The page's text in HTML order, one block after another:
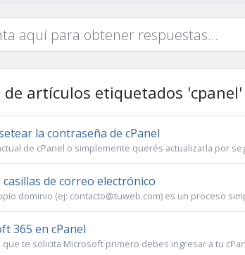
de artículos etiquetados 'cpanel'
la contraseña de cPanel
de cPanel o simplemente querés actualizarla por
de correo electrónico
dominio (ej: contacto@tuweb.com) es un proceso
365 en cPanel
que te solicita Microsoft primero debes ingresar a tu